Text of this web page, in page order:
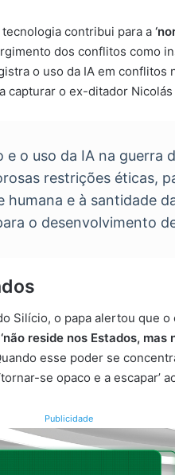
tecnologia contribui para a
dos conflitos como
o uso da IA em conflitos
capturar o ex-ditador
e o uso da IA na guerra
restrições éticas,
humana e à santidade
o desenvolvimento
Silício, o papa alertou que
‘não reside nos Estados,
esse poder se
se opaco e a escapar’
Publicidade